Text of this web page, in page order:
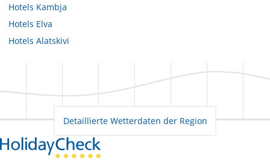
Hotels Kambja
Hotels Elva
Hotels Alatskivi
Detaillierte Wetterdaten der Region